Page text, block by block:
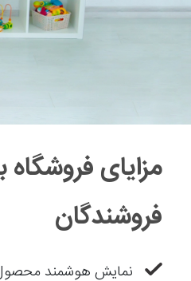
مزایای فروشگاه
فروشندگان
نمایش هوشمند محصول